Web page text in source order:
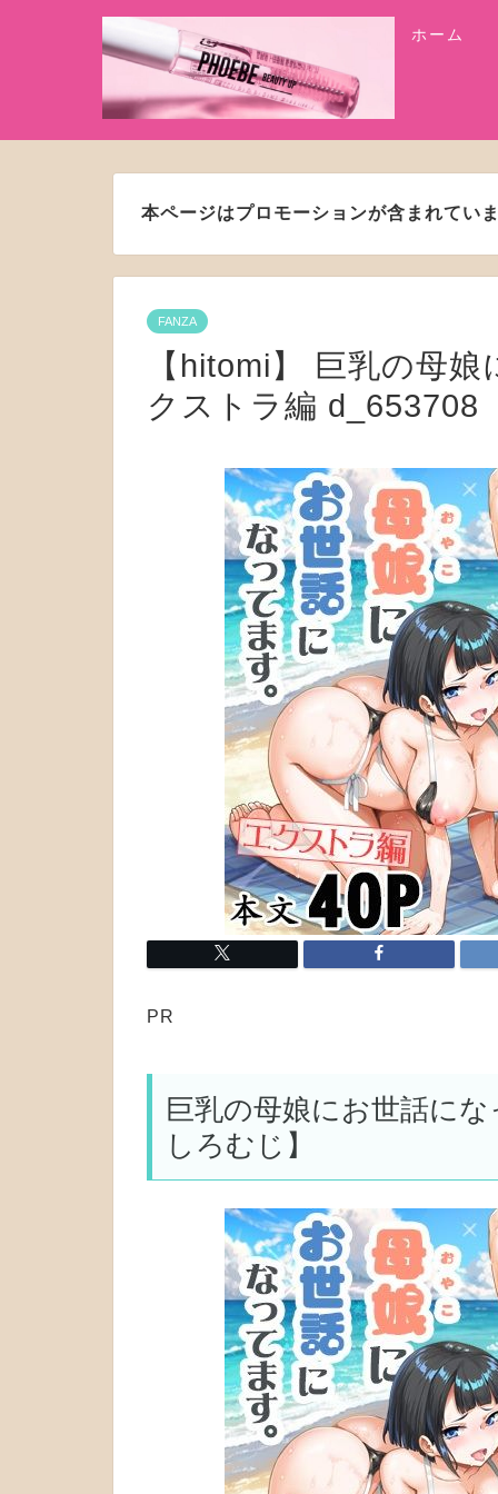
ホーム
本ページはプロモーションが含まれてい
FANZA
【hitomi】 巨乳の母
クストラ編 d_653708
PR
巨乳の母娘にお世話に
しろむじ】